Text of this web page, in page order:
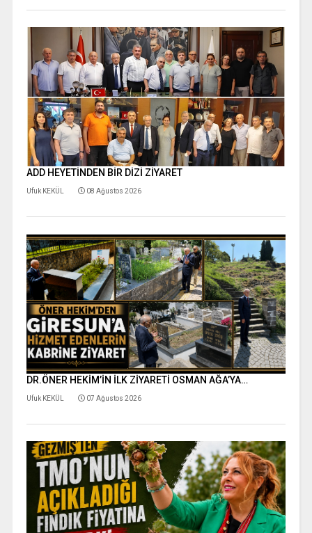
ADD HEYETİNDEN BİR DİZİ ZİYARET
Ufuk KEKÜL 08 Ağustos 2026
DR.ÖNER HEKİM’İN İLK ZİYARETİ OSMAN AĞA’YA…
Ufuk KEKÜL 07 Ağustos 2026